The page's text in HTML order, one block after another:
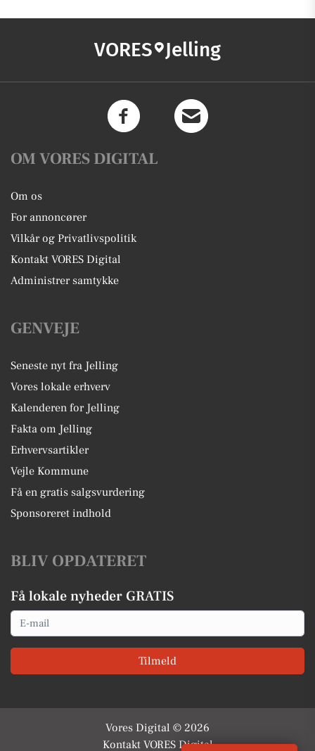
VORES Jelling
OM VORES DIGITAL
Om os
For annoncører
Vilkår og Privatlivspolitik
Kontakt VORES Digital
Administrer samtykke
GENVEJE
Seneste nyt fra Jelling
Vores lokale erhverv
Kalenderen for Jelling
Fakta om Jelling
Erhvervsartikler
Vejle Kommune
Få en gratis salgsvurdering
Sponsoreret indhold
BLIV OPDATERET
Få lokale nyheder GRATIS
Email
Tilmeld
Vores Digital © 2026
Kontakt VORES Digital